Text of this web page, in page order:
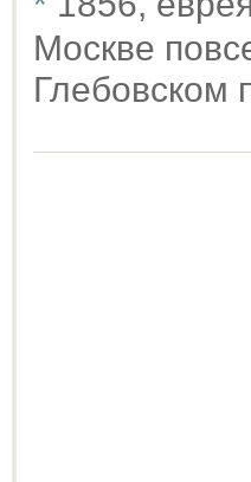
Москве
Глебовском